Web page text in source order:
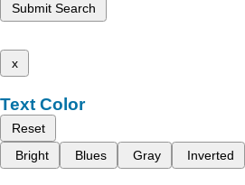
Submit Search
x
Text Color
Reset
Bright
Blues Gray Inverted